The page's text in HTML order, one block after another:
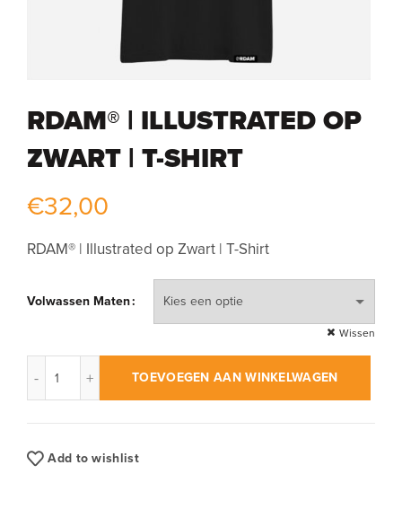
RDAM® | ILLUSTRATED OP
ZWART | T-SHIRT
€32,00
RDAM® | Illustrated op Zwart | T-Shirt
Volwassen Maten
Wissen
TOEVOEGEN AAN WINKELWAGEN
Add to wishlist